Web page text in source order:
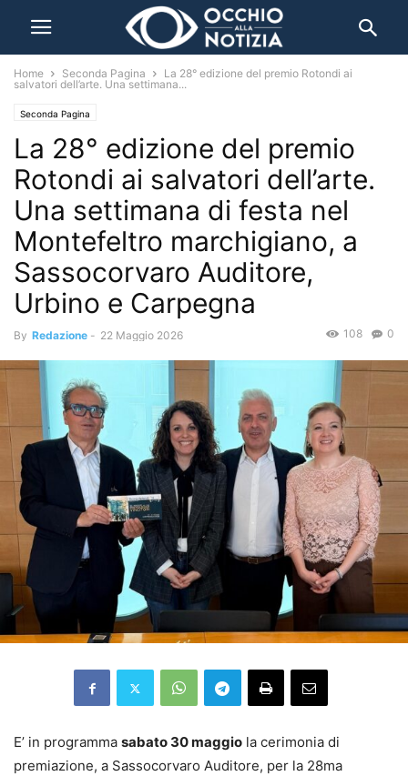
Home Seconda Pagina
La 28° edizione del premio Rotondi ai
salvatori dell’arte. Una settimana...
Seconda Pagina
La 28° edizione del premio
Rotondi ai salvatori dell’arte.
Una settimana di festa nel
Montefeltro marchigiano, a
Sassocorvaro Auditore,
Urbino e Carpegna
By Redazione - 22 Maggio 2026 0
108
E’ in programma sabato 30 maggio la cerimonia di
premiazione, a Sassocorvaro Auditore, per la 28ma